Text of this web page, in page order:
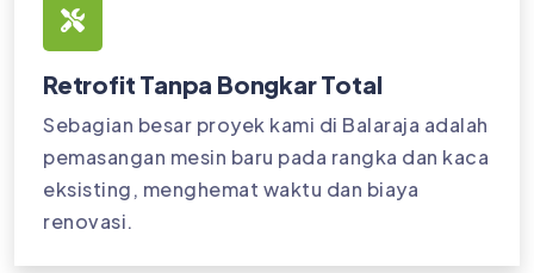
Retrofit Tanpa Bongkar Total
Sebagian besar proyek kami di Balaraja adalah
pemasangan mesin baru pada rangka dan kaca
eksisting, menghemat waktu dan biaya
renovasi.